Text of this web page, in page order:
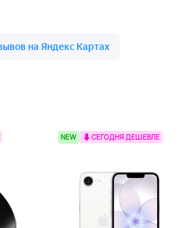
NEW СЕГОДНЯ ДЕШЕВЛЕ